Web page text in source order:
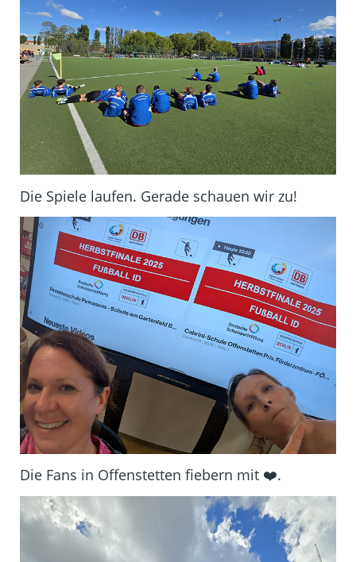
Die Spiele laufen. Gerade schauen wir zu!
Die Fans in Offenstetten fiebern mit ❤️.